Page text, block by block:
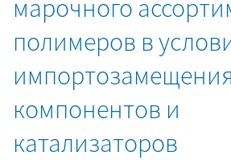
марочного
полимеров в
компонентов и
катализаторов